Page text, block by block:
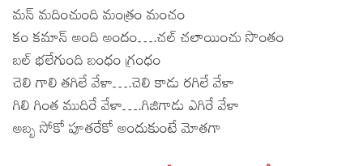
Devotional
Christianity
Hinduism
Hindi
Lyrics in Hindi – Devotional Songs
Lyrics in Hindi – Movie Songs
Tamil
Lyrics in Tamil – Devotional Songs
Kannada
మన్ మదించుంది మంత్రం మంచం
కం కమాన్ అంది అందం….చల్ చలాయించు సొంతం
బల్ భలేగుంది బంధం గ్రంధం
చెలి గాలి తగిలే వేళా….చెలి కాడు రగిలే వేళా
గిలి గింత ముదిరే వేళా….గిజిగాడు ఎగిరే వేళా
అబ్బ సోకో పూతరేకో అందుకుంటే మోతగా